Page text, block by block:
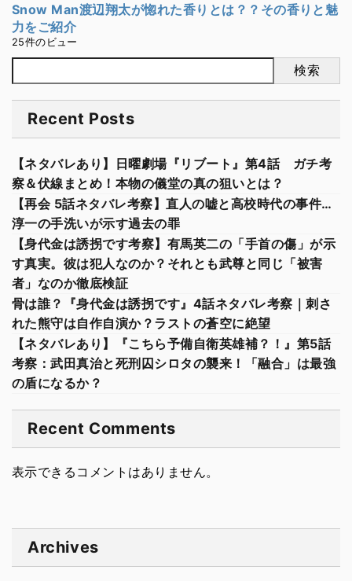
Snow Man渡辺翔太が惚れた香りとは？？その香りと魅
力をご紹介
25件のビュー
検索
Recent Posts
【ネタバレあり】日曜劇場『リブート』第4話 ガチ考
察＆伏線まとめ！本物の儀堂の真の狙いとは？
【再会 5話ネタバレ考察】直人の嘘と高校時代の事件…
淳一の手洗いが示す過去の罪
【身代金は誘拐です考察】有馬英二の「手首の傷」が示
す真実。彼は犯人なのか？それとも武尊と同じ「被害
者」なのか徹底検証
骨は誰？『身代金は誘拐です』4話ネタバレ考察｜刺さ
れた熊守は自作自演か？ラストの蒼空に絶望
【ネタバレあり】『こちら予備自衛英雄補？！』第5話
考察：武田真治と死刑囚シロタの襲来！「融合」は最強
の盾になるか？
Recent Comments
表示できるコメントはありません。
Archives